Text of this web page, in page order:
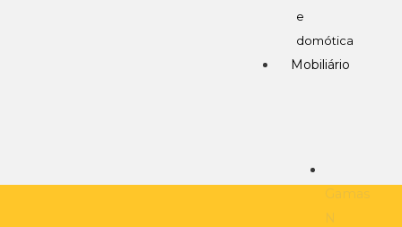
e
domótica
Mobiliário
Gamas
N